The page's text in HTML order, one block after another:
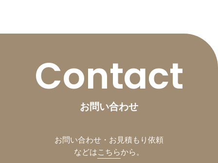
Contact
お問い合わせ
お問い合わせ・お見積もり依頼
などはこちらから。